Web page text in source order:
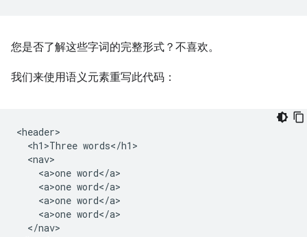
您是否了解这些字词的完整形式？不喜欢。
我们来使用语义元素重写此代码：
<header>
  <h1>Three words</h1>
  <nav>
    <a>one word</a>
    <a>one word</a>
    <a>one word</a>
    <a>one word</a>
  </nav>